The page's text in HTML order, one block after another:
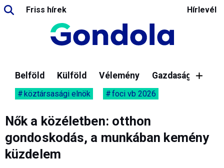
Friss hírek Hírlevél
Belföld Külföld Vélemény Gazdaság
köztársasági elnök foci vb 2026
Nők a közéletben: otthon
gondoskodás, a munkában kemény
küzdelem